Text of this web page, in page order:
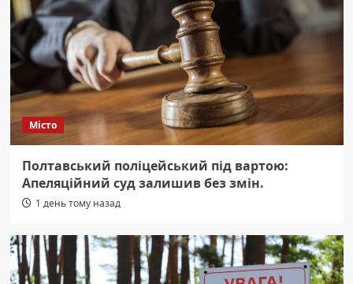
Місто
Полтавський поліцейський під вартою:
Апеляційний суд залишив без змін.
1 день тому назад